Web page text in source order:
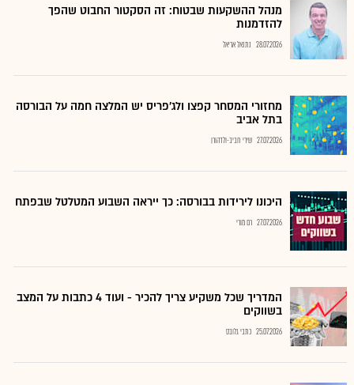
מנהל ההשקעות שבטוח: זה הסקטור החבוט שהפך
להזדמנות
28.07.2026 נתנאל אריאל
מחזורי המסחר קפצו ולג'פריס יש המלצה חמה על הבורסה
בתל אביב
27.07.2026 שירי חביב-ולדהורן
היכונו לירידות בבורסה: כך ייראה השבוע המטלטל שבפתח
27.07.2026 רם מורי
המדריך שכל משקיע צריך להכיר - ועוד 4 כתבות על המצב
בשווקים
25.07.2026 כתבי גלובס